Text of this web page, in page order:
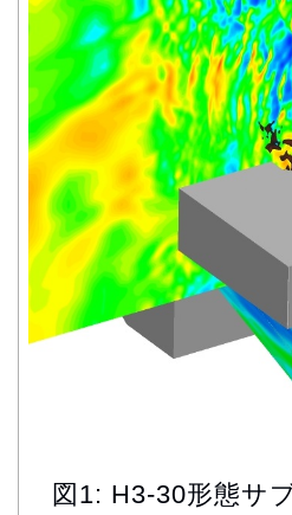
図1: H3-30形態サ